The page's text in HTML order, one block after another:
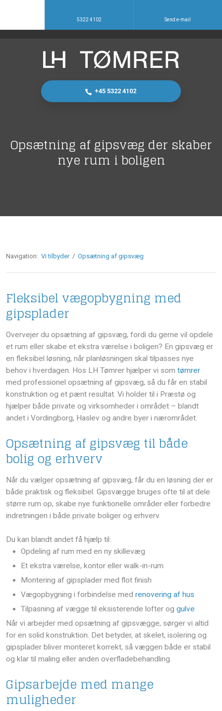
5322 4102 Send e-mail
+45 5322 4102
Opsætning af gipsvæg der skaber
nye rum i boligen
Navigation: Vi tilbyder / Opsætning af gipsvæg
Fleksibel vægopbygning med
gipsplader
Overvejer du opsætning af gipsvæg, fordi du gerne vil opdele
et rum eller skabe et ekstra værelse i boligen? En gipsvæg er
en fleksibel løsning, når planløsningen skal tilpasses nye
behov i hverdagen. Hos LH Tømrer hjælper vi som tømrer
med professionel opsætning af gipsvæg, så du får en stabil
konstruktion og et pænt resultat. Vi holder til i Præstø og
hjælper både private og virksomheder i området – blandt
andet i Vordingborg, Haslev og andre byer i nærområdet.
Opsætning af gipsvæg til både
bolig og erhverv
Når du vælger opsætning af gipsvæg, får du en løsning der er
både praktisk og fleksibel. Gipsvægge bruges ofte til at dele
større rum op, skabe nye funktionelle områder eller forbedre
indretningen i både private boliger og erhverv.
Du kan blandt andet få hjælp til:
​Opdeling af rum med en ny skillevæg
​Et ekstra værelse, kontor eller walk-in-rum
​Montering af gipsplader med flot finish
​Vægopbygning i forbindelse medrenovering af hus
​Tilpasning af vægge til eksisterende lofter oggulve
Når vi arbejder med opsætning af gipsvægge, sørger vi altid
for en solid konstruktion. Det betyder, at skelet, isolering og
gipsplader bliver monteret korrekt, så væggen både er stabil
og klar til maling eller anden overfladebehandling.
Gipsarbejde med mange
muligheder